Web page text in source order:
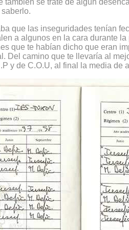
que las inseguridades tenían
a algunos en la cara durante la
que te habían dicho que eran
Del camino que te llevaría al
y de C.O.U, al final la media de